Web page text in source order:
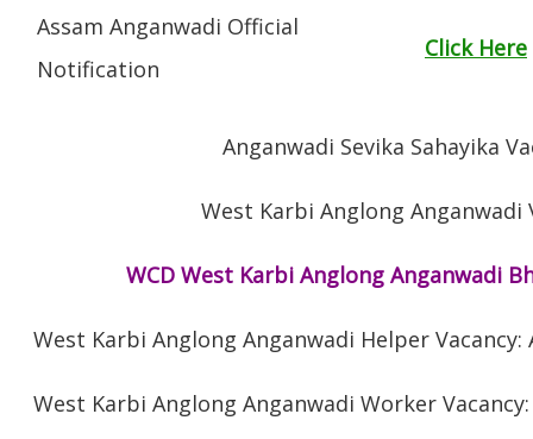
Assam Anganwadi Official
Notification
Click Here
Anganwadi Sevika Sahayika
West Karbi Anglong Anganwadi
WCD West Karbi Anglong Anganwadi
West Karbi Anglong Anganwadi Helper Vacancy:
West Karbi Anglong Anganwadi Worker